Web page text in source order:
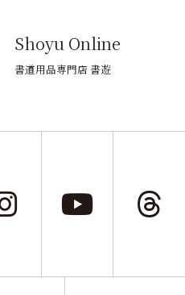
Shoyu Online
書道用品専門店 書遊